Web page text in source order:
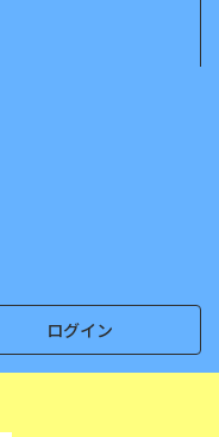
ログイン